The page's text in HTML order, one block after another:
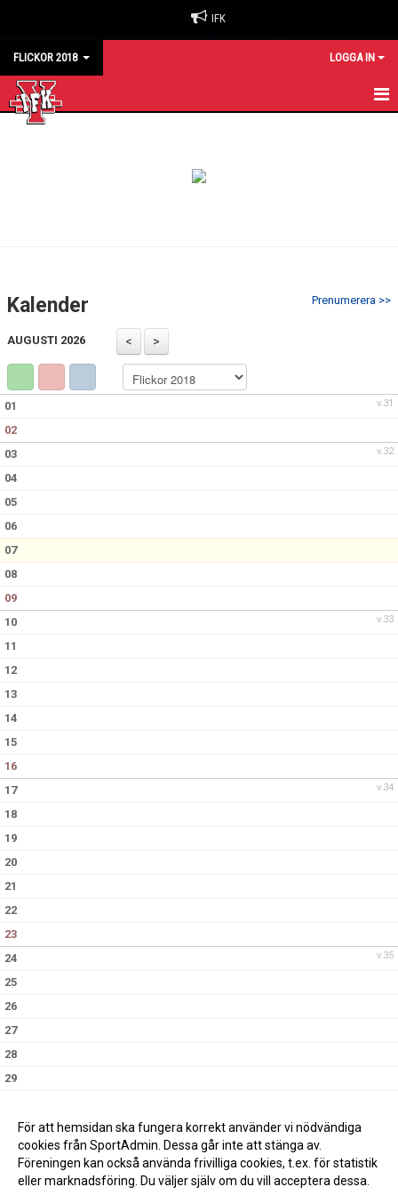
IFK
FLICKOR 2018 LOGGA IN
Prenumerera >>
Kalender
AUGUSTI 2026
v.31
01
02
v.32
03
04
05
06
07
08
09
v.33
10
11
12
13
14
15
16
v.34
17
18
19
20
21
22
23
v.35
24
25
26
27
28
29
För att hemsidan ska fungera korrekt använder vi nödvändiga
cookies från SportAdmin. Dessa går inte att stänga av.
Föreningen kan också använda frivilliga cookies, t.ex. för statistik
eller marknadsföring. Du väljer själv om du vill acceptera dessa.